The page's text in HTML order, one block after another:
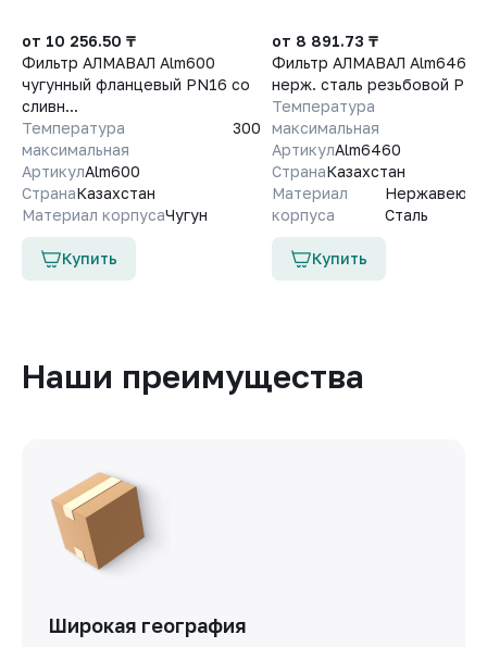
от 10 256.50 ₸
Фильтр АЛМАВАЛ Alm600
чугунный фланцевый PN16 со
сливн...
Температура
максимальная
300
АртикулAlm600
СтранаКазахстан
Материал корпусаЧугун
Купить
от 8 891.73 ₸
Фильтр АЛМАВАЛ Alm6460
нерж. сталь резьбовой
Температура
максимальная
АртикулAlm6460
СтранаКазахстан
Материал
корпуса
Сталь
Купить
Наши преимущества
Широкая география